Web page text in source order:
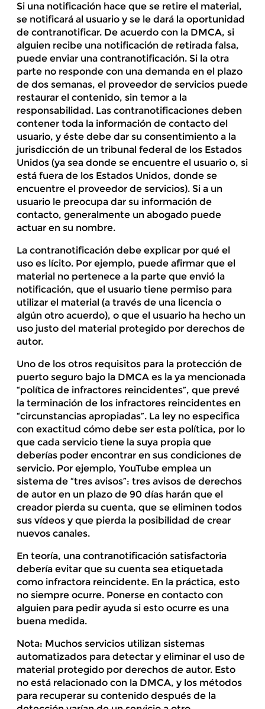
Si una notificación hace que se retire el material,
se notificará al usuario y se le dará la oportunidad
de contranotificar. De acuerdo con la DMCA, si
alguien recibe una notificación de retirada falsa,
puede enviar una contranotificación. Si la otra
parte no responde con una demanda en el plazo
de dos semanas, el proveedor de servicios puede
restaurar el contenido, sin temor a la
responsabilidad. Las contranotificaciones deben
contener toda la información de contacto del
usuario, y éste debe dar su consentimiento a la
jurisdicción de un tribunal federal de los Estados
Unidos (ya sea donde se encuentre el usuario o, si
está fuera de los Estados Unidos, donde se
encuentre el proveedor de servicios). Si a un
usuario le preocupa dar su información de
contacto, generalmente un abogado puede
actuar en su nombre.
La contranotificación debe explicar por qué el
uso es lícito. Por ejemplo, puede afirmar que el
material no pertenece a la parte que envió la
notificación, que el usuario tiene permiso para
utilizar el material (a través de una licencia o
algún otro acuerdo), o que el usuario ha hecho un
uso justo del material protegido por derechos de
autor.
Uno de los otros requisitos para la protección de
puerto seguro bajo la DMCA es la ya mencionada
“política de infractores reincidentes”, que prevé
la terminación de los infractores reincidentes en
“circunstancias apropiadas”. La ley no especifica
con exactitud cómo debe ser esta política, por lo
que cada servicio tiene la suya propia que
deberías poder encontrar en sus condiciones de
servicio. Por ejemplo, YouTube emplea un
sistema de “tres avisos”: tres avisos de derechos
de autor en un plazo de 90 días harán que el
creador pierda su cuenta, que se eliminen todos
sus vídeos y que pierda la posibilidad de crear
nuevos canales.
En teoría, una contranotificación satisfactoria
debería evitar que su cuenta sea etiquetada
como infractora reincidente. En la práctica, esto
no siempre ocurre. Ponerse en contacto con
alguien para pedir ayuda si esto ocurre es una
buena medida.
Nota: Muchos servicios utilizan sistemas
automatizados para detectar y eliminar el uso de
material protegido por derechos de autor. Esto
no está relacionado con la DMCA, y los métodos
para recuperar su contenido después de la